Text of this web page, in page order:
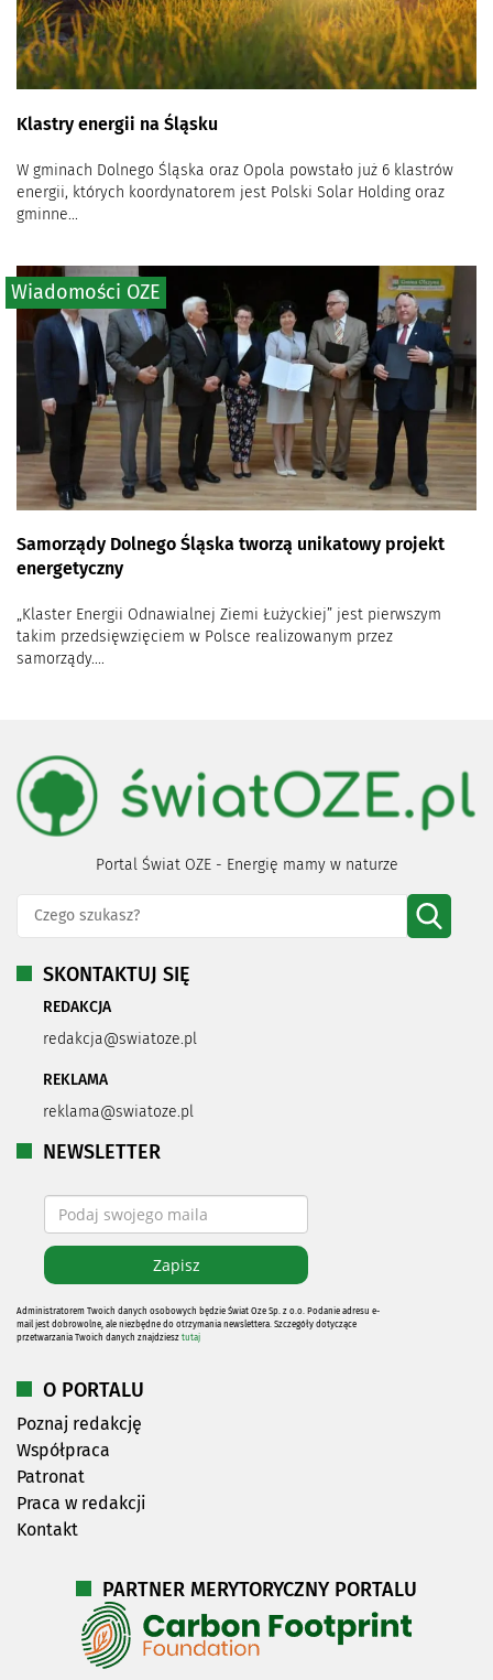
Klastry energii na Śląsku
W gminach Dolnego Śląska oraz Opola powstało już 6 klastrów
energii, których koordynatorem jest Polski Solar Holding oraz
gminne...
Samorządy Dolnego Śląska tworzą unikatowy projekt
energetyczny
„Klaster Energii Odnawialnej Ziemi Łużyckiej” jest pierwszym
takim przedsięwzięciem w Polsce realizowanym przez
samorządy....
Wiadomości OZE
Portal Świat OZE - Energię mamy w naturze
SKONTAKTUJ SIĘ
REDAKCJA
redakcja@swiatoze.pl
REKLAMA
reklama@swiatoze.pl
NEWSLETTER
Administratorem Twoich danych osobowych będzie Świat Oze Sp. z o.o. Podanie adresu e-
mail jest dobrowolne, ale niezbędne do otrzymania newslettera. Szczegóły dotyczące
przetwarzania Twoich danych znajdziesz tutaj
O PORTALU
Poznaj redakcję
Współpraca
Patronat
Praca w redakcji
Kontakt
PARTNER MERYTORYCZNY PORTALU